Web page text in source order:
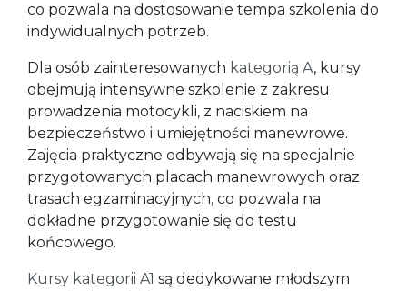
co pozwala na dostosowanie tempa szkolenia do
indywidualnych potrzeb.
Dla osób zainteresowanych kategorią A, kursy
obejmują intensywne szkolenie z zakresu
prowadzenia motocykli, z naciskiem na
bezpieczeństwo i umiejętności manewrowe.
Zajęcia praktyczne odbywają się na specjalnie
przygotowanych placach manewrowych oraz
trasach egzaminacyjnych, co pozwala na
dokładne przygotowanie się do testu
końcowego.
Kursy kategorii A1 są dedykowane młodszym